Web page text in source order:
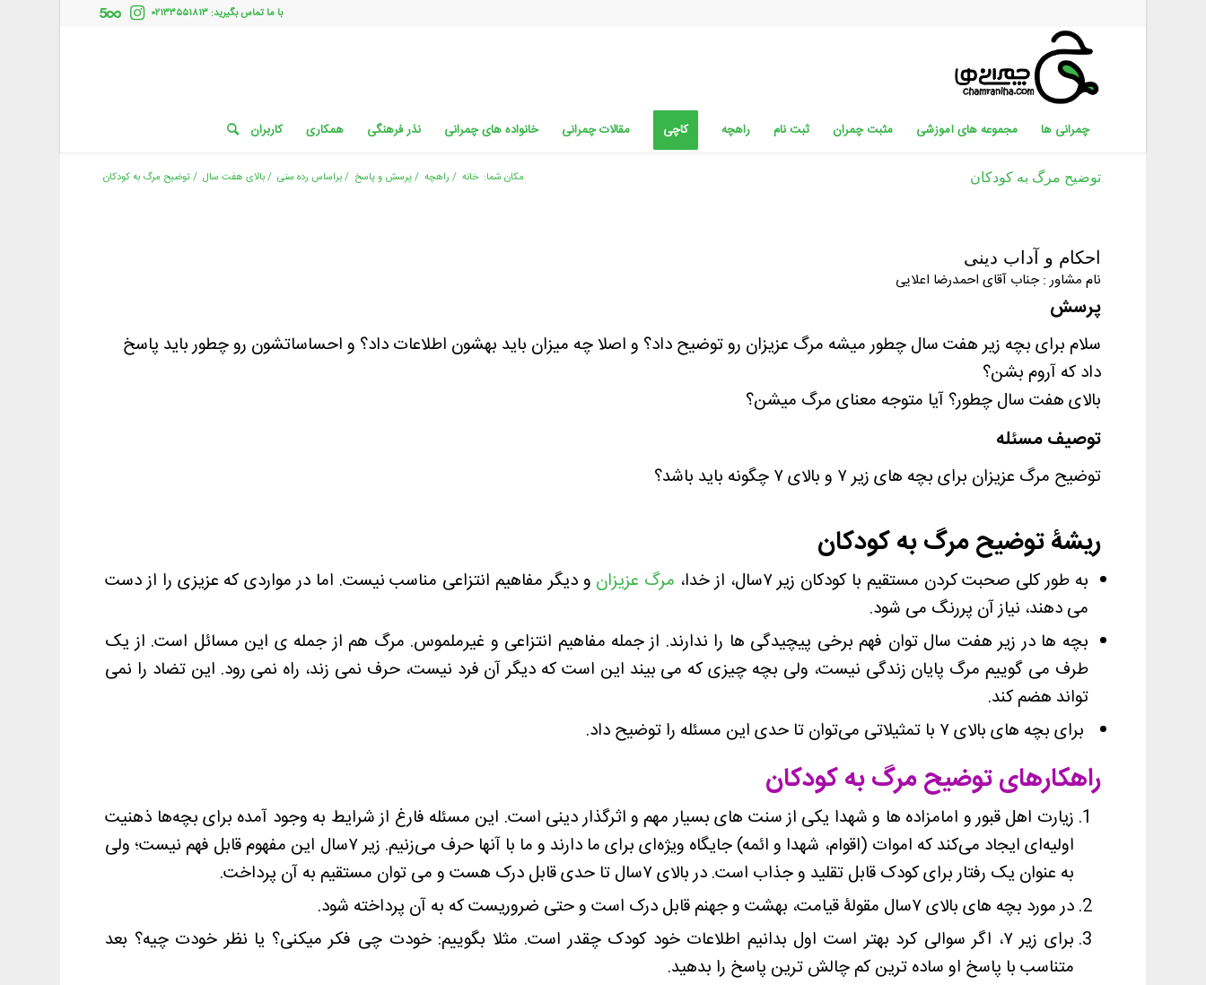
با ما تماس بگیرید: ۰۲۱۳۳۵۵۱۸۱۳
چمرانی ها مجموعه های آموزشی مثبت چمران ثبت نام راهچه کاچی مقالات چمرانی خانواده های چمرانی نذر فرهنگی همکاری کاربران
توضیح مرگ به کودکان مکان شما: خانه / راهچه /پرسش و پاسخ /براساس رده سنی /بالای هفت سال /توضیح مرگ به کودکان
احکام و آداب دینی
نام مشاور : جناب آقای احمدرضا اعلایی
پرسش
سلام برای بچه زیر هفت سال چطور میشه مرگ عزیزان رو توضیح داد؟ و اصلا چه میزان باید بهشون اطلاعات داد؟ و احساساتشون رو چطور باید پاسخ
داد که آروم بشن؟
بالای هفت سال چطور؟ آیا متوجه معنای مرگ میشن؟
توصیف مسئله
توضیح مرگ عزیزان برای بچه های زیر ۷ و بالای ۷ چگونه باید باشد؟
ریشۀ توضیح مرگ به کودکان
به طور کلی صحبت کردن مستقیم با کودکان زیر ۷سال، از خدا، مرگ عزیزان و دیگر مفاهیم انتزاعی مناسب نیست. اما در مواردی که عزیزی را از دست
می دهند، نیاز آن پررنگ می شود.
بچه ها در زیر هفت سال توان فهم برخی پیچیدگی ها را ندارند. از جمله مفاهیم انتزاعی و غیرملموس. مرگ هم از جمله ی این مسائل است. از یک
طرف می گوییم مرگ پایان زندگی نیست، ولی بچه چیزی که می بیند این است که دیگر آن فرد نیست، حرف نمی زند، راه نمی رود. این تضاد را نمی
تواند هضم کند.
برای بچه های بالای ۷ با تمثیلاتی می‌توان تا حدی این مسئله را توضیح داد.
راهکارهای توضیح مرگ به کودکان
زیارت اهل قبور و امامزاده ها و شهدا یکی از سنت های بسیار مهم و اثرگذار دینی است. این مسئله فارغ از شرایط به وجود آمده برای بچه‌ها ذهنیت
اولیه‌ای ایجاد می‌کند که اموات (اقوام، شهدا و ائمه) جایگاه ویژه‌ای برای ما دارند و ما با آنها حرف می‌زنیم. زیر ۷سال این مفهوم قابل فهم نیست؛ ولی
به عنوان یک رفتار برای کودک قابل تقلید و جذاب است. در بالای ۷سال تا حدی قابل درک هست و می توان مستقیم به آن پرداخت.
در مورد بچه های بالای ۷سال مقولۀ قیامت، بهشت و جهنم قابل درک است و حتی ضروریست که به آن پرداخته شود.
برای زیر ۷، اگر سوالی کرد بهتر است اول بدانیم اطلاعات خود کودک چقدر است. مثلا بگوییم: خودت چی فکر میکنی؟ یا نظر خودت چیه؟ بعد
متناسب با پاسخ او ساده ترین کم چالش ترین پاسخ را بدهید.